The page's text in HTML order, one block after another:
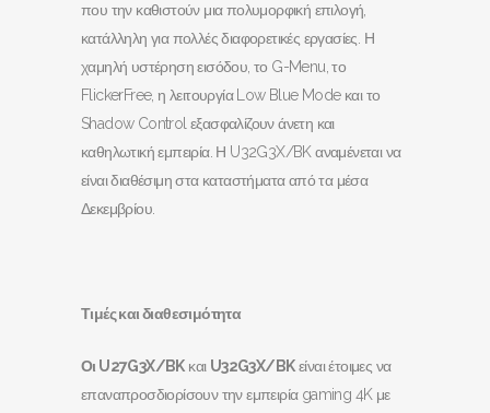
που την καθιστούν μια πολυμορφική επιλογή,
κατάλληλη για πολλές διαφορετικές εργασίες. Η
χαμηλή υστέρηση εισόδου, το G-Menu, το
FlickerFree, η λειτουργία Low Blue Mode και το
Shadow Control εξασφαλίζουν άνετη και
καθηλωτική εμπειρία. Η U32G3X/BK αναμένεται να
είναι διαθέσιμη στα καταστήματα από τα μέσα
Δεκεμβρίου.
Τιμές και διαθεσιμότητα
Οι U27G3X/BKκαι U32G3X/ BKείναι έτοιμες να
επαναπροσδιορίσουν την εμπειρία gaming 4K με